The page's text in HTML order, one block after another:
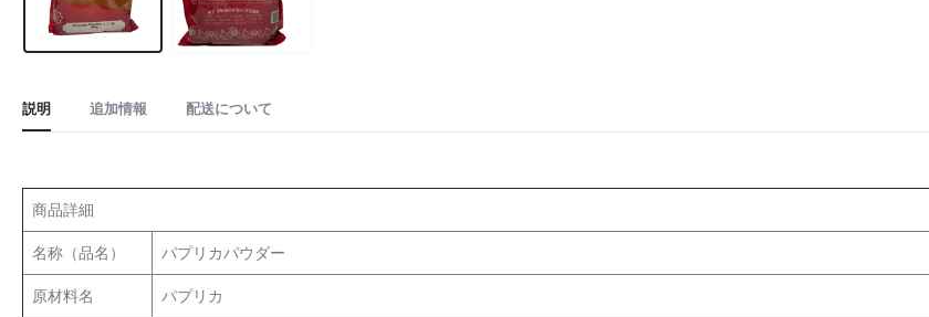
説明 追加情報 配送について
商品詳細
名称（品名）
パプリカパウダー
原材料名
パプリカ